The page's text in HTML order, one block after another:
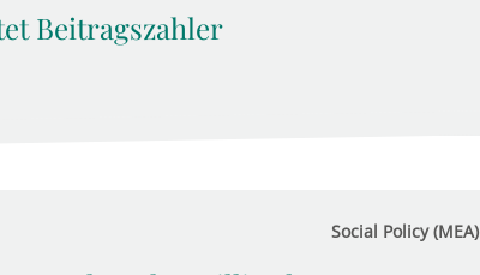
Beitragszahler
Social Policy (MEA)